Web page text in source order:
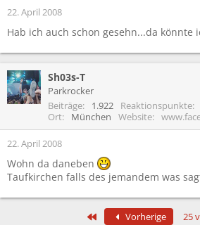
22. April 2008
Hab ich auch schon gesehn...da könnte
Sh03s-T
Parkrocker
Beiträge
1.922 Reaktionspunkte
Ort
München Website
22. April 2008
Wohn da daneben
Taufkirchen falls des jemandem was
Erste Vorherige 25